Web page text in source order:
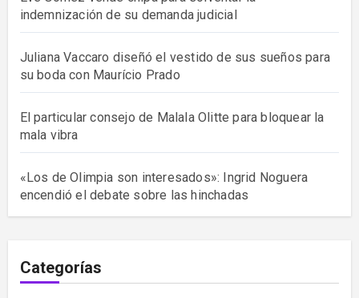
indemnización de su demanda judicial
Juliana Vaccaro diseñó el vestido de sus sueños para
su boda con Maurício Prado
El particular consejo de Malala Olitte para bloquear la
mala vibra
«Los de Olimpia son interesados»: Ingrid Noguera
encendió el debate sobre las hinchadas
Categorías